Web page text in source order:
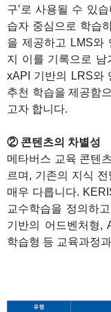
구’로 사용될 수 있
습자 중심으로 학습
을 제공하고 LMS와
지 이를 기록으로 남
xAPI 기반의 LRS와
추천 학습을 제공함
고자 합니다.
② 콘텐츠의 차별성
메타버스 교육 콘텐
르며, 기존의 지식
매우 다릅니다.
교수학습을 정의하
기반의 어드벤처형,
학습형 등 교육과정